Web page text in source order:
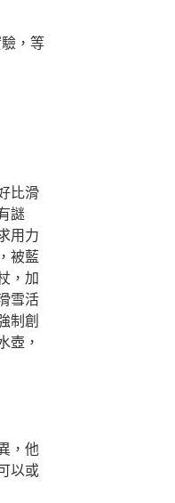
，等
比滑
謎
用力
被藍
，加
雪活
制創
壺，
，他
以或